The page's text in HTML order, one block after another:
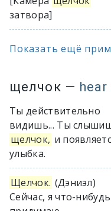
затвора]
Показать ещё
щелчок — hear
Ты действительно
видишь... Ты
щелчок, и
улыбка.
Щелчок. (Дэниэл)
Сейчас, я что-нибудь